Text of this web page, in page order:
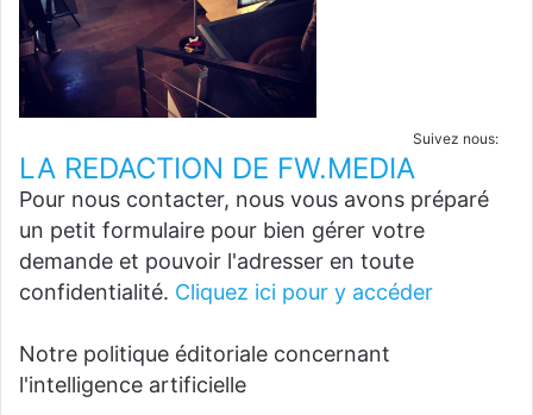
Suivez nous:
LA REDACTION DE FW.MEDIA
Pour nous contacter, nous vous avons préparé
un petit formulaire pour bien gérer votre
demande et pouvoir l'adresser en toute
confidentialité. Cliquez ici pour y accéder
Notre politique éditoriale concernant
l'intelligence artificielle